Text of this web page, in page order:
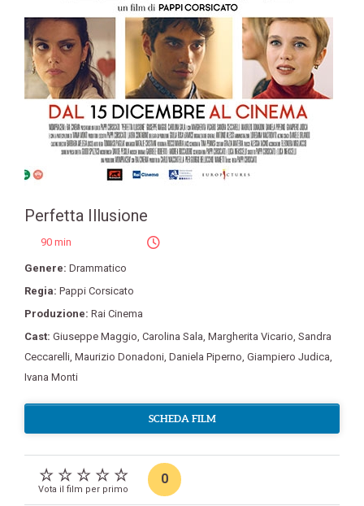
Perfetta Illusione
90 min
Genere: Drammatico
Regia: Pappi Corsicato
Produzione: Rai Cinema
Cast: Giuseppe Maggio Carolina Sala Margherita Vicario Sandra
Ceccarelli Maurizio Donadoni Daniela Piperno Giampiero Judica
Ivana Monti
SCHEDA FILM
Vota il film per primo
0